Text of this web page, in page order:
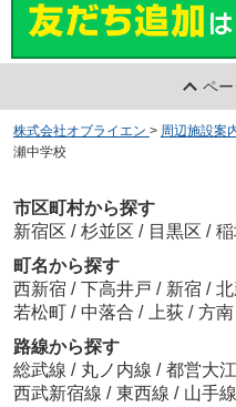
ペ
株式会社オブライエン > 周辺施設案
瀬中学校
市区町村から探す
新宿区 / 杉並区 / 目黒区 /
町名から探す
西新宿 / 下高井戸 / 新宿 /
若松町 / 中落合 / 上荻 / 方南
路線から探す
総武線 / 丸ノ内線 / 都営大
西武新宿線 / 東西線 / 山手線